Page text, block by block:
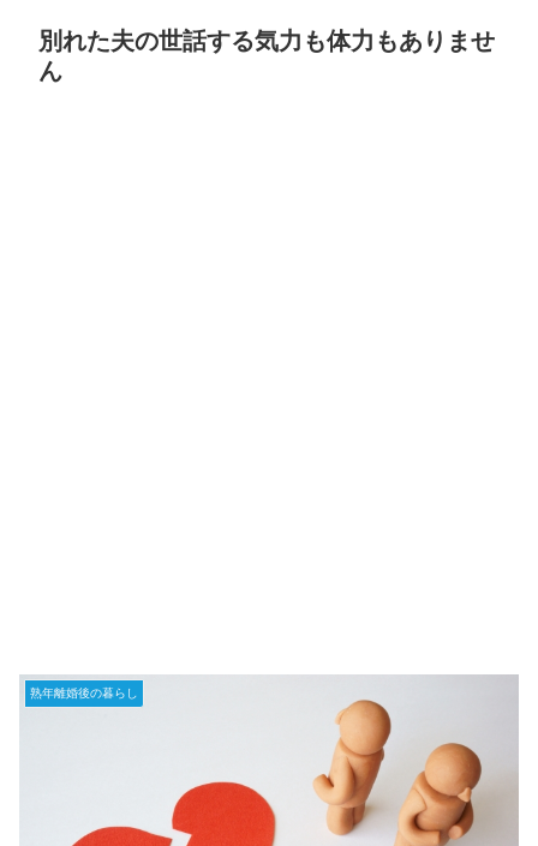
別れた夫の世話する気力も体力もありませ
ん
熟年離婚後の暮らし